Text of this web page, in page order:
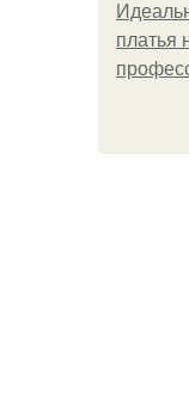
платья